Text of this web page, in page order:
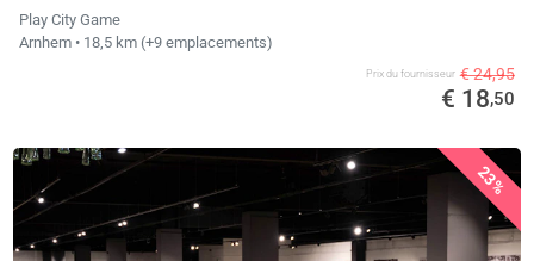
Play City Game
Arnhem • 18,5 km (+9 emplacements)
Prix ​​du fournisseur € 24,95
€ 18,50
23%